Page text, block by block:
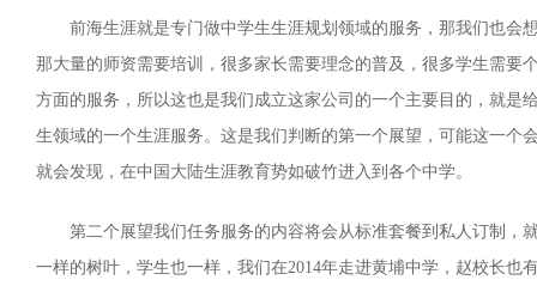
前海生涯就是专门做中学生生涯规划领域的服务，那我们也会
那大量的师资需要培训，很多家长需要理念的普及，很多学生需要
方面的服务，所以这也是我们成立这家公司的一个主要目的，就是
生领域的一个生涯服务。这是我们判断的第一个展望，可能这一个
就会发现，在中国大陆生涯教育势如破竹进入到各个中学。
第二个展望我们任务服务的内容将会从标准套餐到私人订制，
一样的树叶，学生也一样，我们在2014年走进黄埔中学，赵校长也